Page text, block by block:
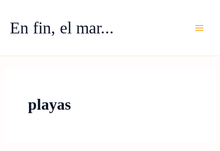
contenido
En fin, el mar...
playas